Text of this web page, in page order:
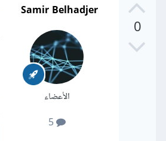
0
Samir Belhadjer
الأعضاء
5